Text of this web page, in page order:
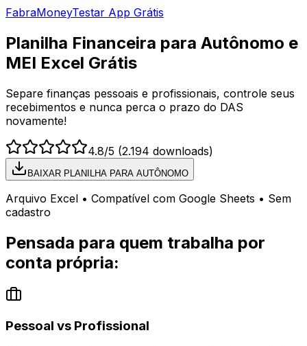
FabraMoneyTestar App Grátis
Planilha Financeira para Autônomo e
MEI Excel Grátis
Separe finanças pessoais e profissionais, controle seus
recebimentos e nunca perca o prazo do DAS
novamente!
4.8/5 (2.194 downloads)
BAIXAR PLANILHA PARA AUTÔNOMO
Arquivo Excel • Compatível com Google Sheets • Sem
cadastro
Pensada para quem trabalha por
conta própria:
Pessoal vs Profissional